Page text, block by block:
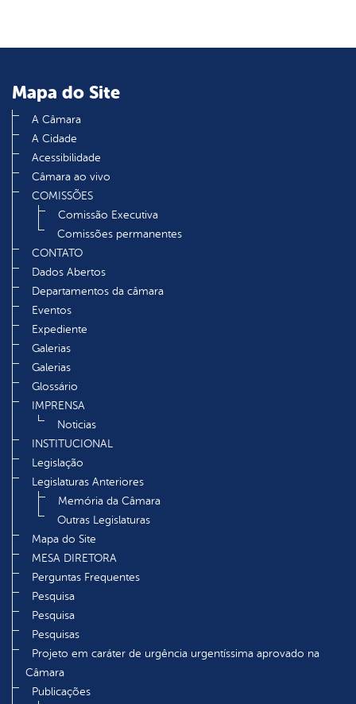
Mapa do Site
A Câmara
A Cidade
Acessibilidade
Câmara ao vivo
COMISSÕES
Comissão Executiva
Comissões permanentes
CONTATO
Dados Abertos
Departamentos da câmara
Eventos
Expediente
Galerias
Galerias
Glossário
IMPRENSA
Noticias
INSTITUCIONAL
Legislação
Legislaturas Anteriores
Memória da Câmara
Outras Legislaturas
Mapa do Site
MESA DIRETORA
Perguntas Frequentes
Pesquisa
Pesquisa
Pesquisas
Projeto em caráter de urgência urgentíssima aprovado na
Câmara
Publicações